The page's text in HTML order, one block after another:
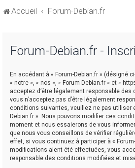
Accueil Forum-Debian.fr
Forum-Debian.fr -
En accédant à « Forum-Debian.fr » (désigné
« notre », « nos », « Forum-Debian.fr » et «
acceptez d’être légalement responsable des
vous n’acceptez pas d’être légalement
conditions suivantes, veuillez ne pas utiliser
Debian.fr ». Nous pouvons modifier ces
moment et nous essaierons de vous
que nous vous conseillons de vérifier
effet, si vous continuez à participer à «
modifications aient été effectuées, vous
responsable des conditions modifiées et